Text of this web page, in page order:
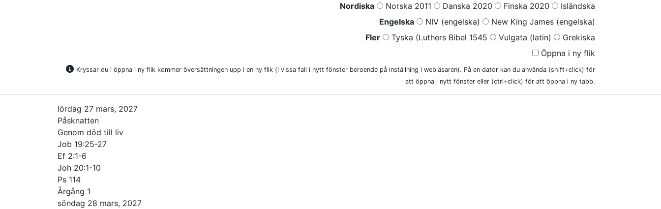
Nordiska
Norska 2011 Danska 2020 Finska 2020
Isländska
Engelska
NIV (engelska)
New King James (engelska)
Fler
Tyska (Luthers Bibel 1545 Vulgata (latin)
Grekiska
Öppna i ny flik
Kryssar du i öppna i ny flik kommer översättningen upp i en ny flik (i vissa fall i nytt fönster beroende på inställning i webläsaren). På en dator kan du använda (shift+click) för
att öppna i nytt fönster eller (ctrl+click) för att öppna i ny tabb.
lördag 27 mars, 2027
Påsknatten
Genom död till liv
Job 19:25-27
Ef 2:1-6
Joh 20:1-10
Ps 114
Årgång 1
söndag 28 mars, 2027